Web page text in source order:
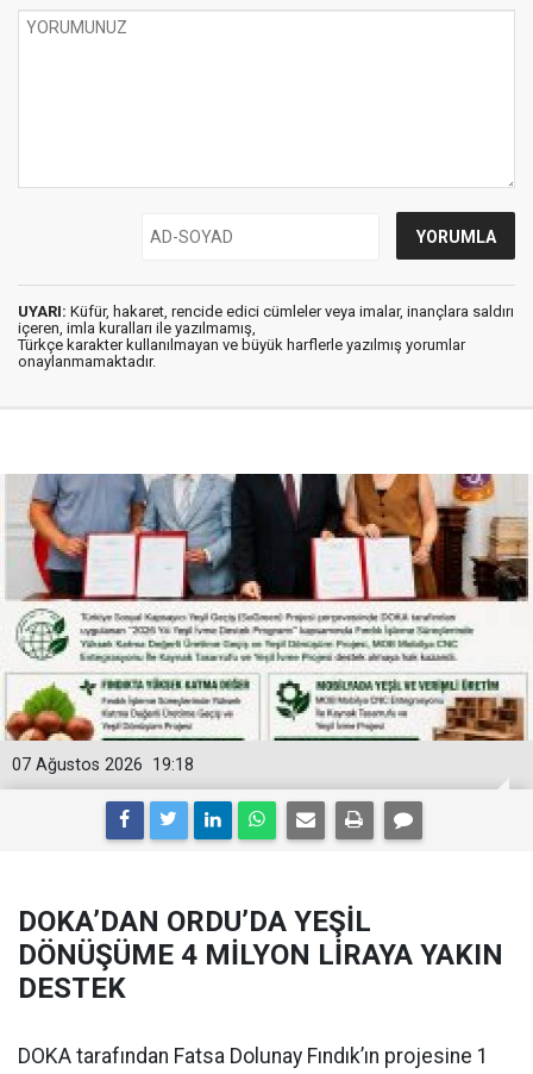
UYARI: Küfür, hakaret, rencide edici cümleler veya imalar, inançlara saldırı
içeren, imla kuralları ile yazılmamış,
Türkçe karakter kullanılmayan ve büyük harflerle yazılmış yorumlar
onaylanmamaktadır.
19:18
07 Ağustos 2026
DOKA’DAN ORDU’DA YEŞİL
DÖNÜŞÜME 4 MİLYON LİRAYA YAKIN
DESTEK
DOKA tarafından Fatsa Dolunay Fındık’ın projesine 1